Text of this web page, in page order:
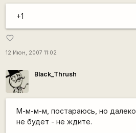
+1
favorite_border
12 Июн, 2007 11:02
Black_Thrush
М-м-м-м, постараюсь, но далеко
не будет - не ждите.